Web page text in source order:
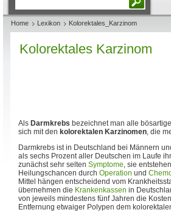
Home Lexikon Kolorektales_Karzinom
Kolorektales Karzinom
Als Darmkrebs bezeichnet man alle
sich mit den kolorektalen Karzinomen, die
Darmkrebs ist in Deutschland bei Männern
als sechs Prozent aller Deutschen im Laufe
zunächst sehr selten Symptome, sie
Heilungschancen durch Operation und
Mittel hängen entscheidend vom
übernehmen die Krankenkassen in
von jeweils mindestens fünf Jahren die
Entfernung etwaiger Polypen dem